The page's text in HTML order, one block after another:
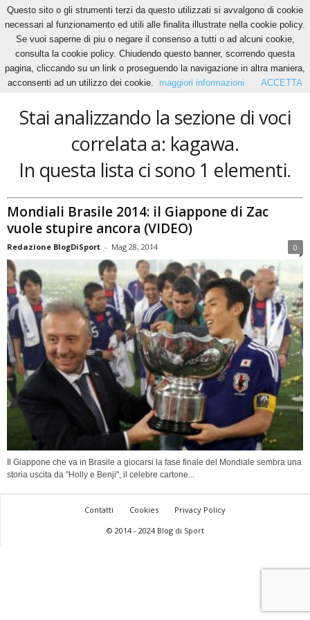
Home Tags Kagawa
kagawa
Stai analizzando la sezione di voci
correlata a: kagawa.
In questa lista ci sono 1 elementi.
Mondiali Brasile 2014: il Giappone di Zac
vuole stupire ancora (VIDEO)
Redazione BlogDiSport - Mag 28, 2014 0
Il Giappone che va in Brasile a giocarsi la fase finale del Mondiale sembra una
storia uscita da "Holly e Benji", il celebre cartone...
Contatti Cookies
Privacy Policy
© 2014 - 2024 Blog di Sport
Questo sito o gli strumenti terzi da questo utilizzati si avvalgono di cookie
necessari al funzionamento ed utili alle finalita illustrate nella cookie policy.
Se vuoi saperne di piu o negare il consenso a tutti o ad alcuni cookie,
consulta la cookie policy. Chiudendo questo banner, scorrendo questa
pagina, cliccando su un link o proseguendo la navigazione in altra maniera,
acconsenti ad un utilizzo dei cookie.
maggiori informazioni ACCETTA